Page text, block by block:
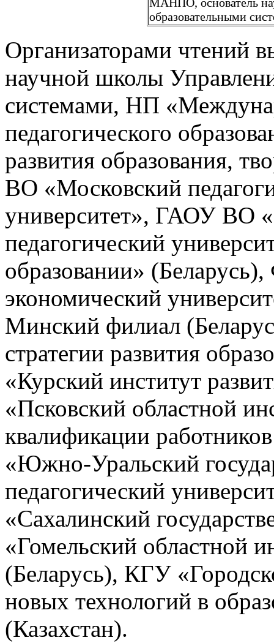
образовательными
Организаторами чтений
научной школы
системами, НП
педагогического
развития образования,
ВО «Московский
университет», ГАОУ ВО
педагогический
образовании»
экономический
Минский филиал
стратегии развития
«Курский институт
«Псковский областной
квалификации
«Южно-Уральский
педагогический
«Сахалинский
«Гомельский областной
(Беларусь), КГУ
новых технологий в
(Казахстан).